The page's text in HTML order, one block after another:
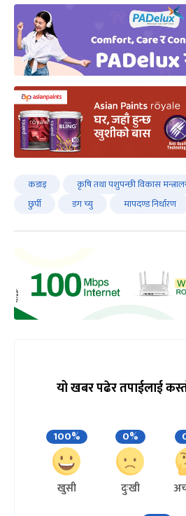
कडाइ कृषि तथा पशुपन्छी विकास
छुर्पी
डग च्यु मापदण्ड निर्धारण
यो खबर पढेर तपाईलाई
100%
खुसी
0%
दुःखी